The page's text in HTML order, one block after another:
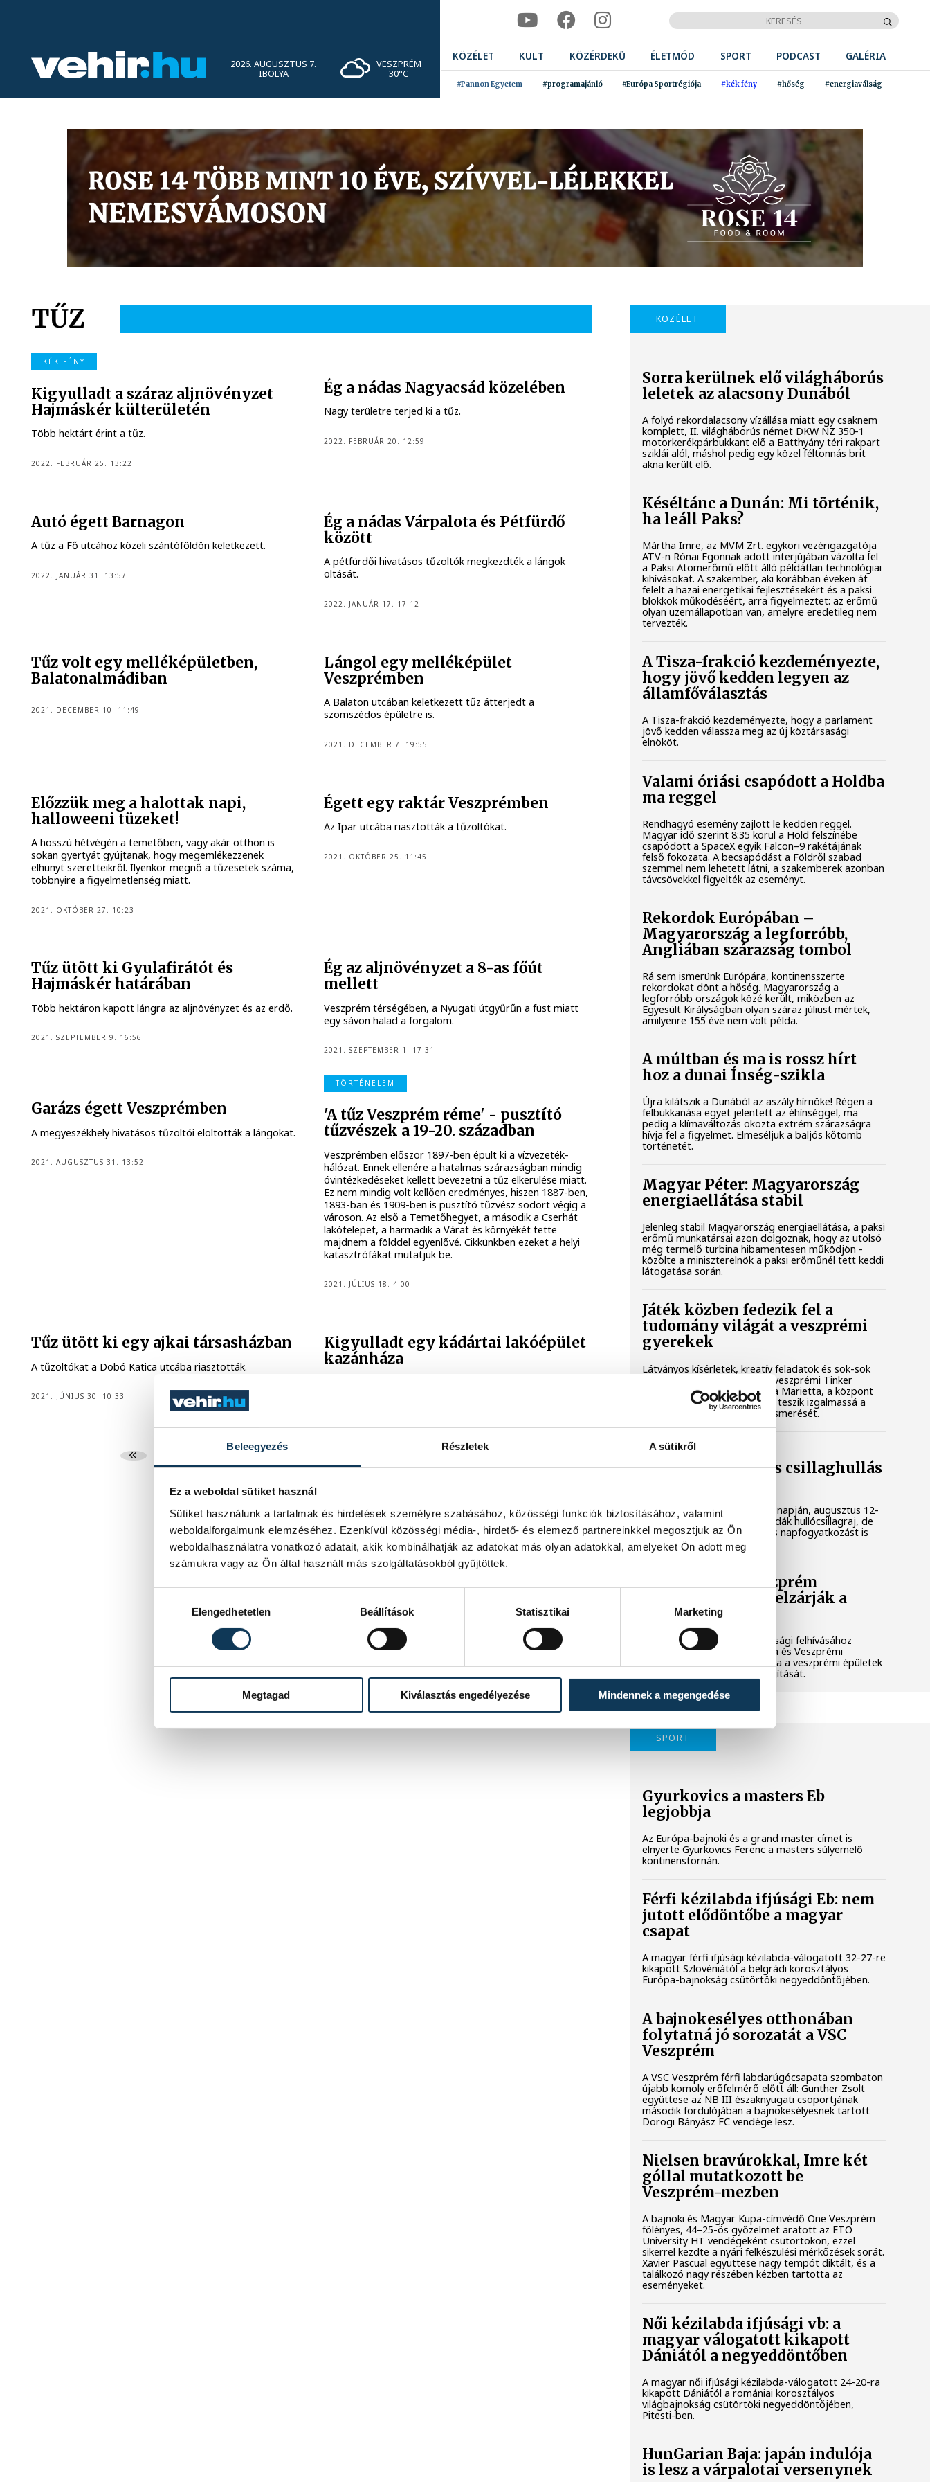
Beleegyezés Részletek A sütikről
Ez a weboldal sütiket használ
Sütiket használunk a tartalmak és hirdetések személyre szabásához, közösségi funkciók biztosításához, valamint
weboldalforgalmunk elemzéséhez. Ezenkívül közösségi média-, hirdető- és elemező partnereinkkel megosztjuk az Ön
weboldalhasználatra vonatkozó adatait, akik kombinálhatják az adatokat más olyan adatokkal, amelyeket Ön adott meg
számukra vagy az Ön által használt más szolgáltatásokból gyűjtöttek.
Elengedhetetlen
Beállítások Statisztikai Marketing
Megtagad Kiválasztás engedélyezése Mindennek a megengedése
2026. AUGUSZTUS 7.
IBOLYA
VESZPRÉM
30°C
KÖZÉLET KULT KÖZÉRDEKŰ ÉLETMÓD SPORT PODCAST GALÉRIA
#Pannon Egyetem #programajánló #Európa Sportrégiója #kék fény #hőség #energiaválság
TŰZ
KÉK FÉNY
Kigyulladt a száraz aljnövényzet
Hajmáskér külterületén
Több hektárt érint a tűz.
2022. FEBRUÁR 25. 13:22
Ég a nádas Nagyacsád közelében
Nagy területre terjed ki a tűz.
2022. FEBRUÁR 20. 12:59
Autó égett Barnagon
A tűz a Fő utcához közeli szántóföldön keletkezett.
2022. JANUÁR 31. 13:57
Ég a nádas Várpalota és Pétfürdő
között
A pétfürdői hivatásos tűzoltók megkezdték a lángok
oltását.
2022. JANUÁR 17. 17:12
Tűz volt egy melléképületben,
Balatonalmádiban
2021. DECEMBER 10. 11:49
Lángol egy melléképület
Veszprémben
A Balaton utcában keletkezett tűz átterjedt a
szomszédos épületre is.
2021. DECEMBER 7. 19:55
Előzzük meg a halottak napi,
halloweeni tüzeket!
A hosszú hétvégén a temetőben, vagy akár otthon is
sokan gyertyát gyújtanak, hogy megemlékezzenek
elhunyt szeretteikről. Ilyenkor megnő a tűzesetek száma,
többnyire a figyelmetlenség miatt.
2021. OKTÓBER 27. 10:23
Égett egy raktár Veszprémben
Az Ipar utcába riasztották a tűzoltókat.
2021. OKTÓBER 25. 11:45
Tűz ütött ki Gyulafirátót és
Hajmáskér határában
Több hektáron kapott lángra az aljnövényzet és az erdő.
2021. SZEPTEMBER 9. 16:56
Ég az aljnövényzet a 8-as főút
mellett
Veszprém térségében, a Nyugati útgyűrűn a füst miatt
egy sávon halad a forgalom.
2021. SZEPTEMBER 1. 17:31
Garázs égett Veszprémben
A megyeszékhely hivatásos tűzoltói eloltották a lángokat.
2021. AUGUSZTUS 31. 13:52
TÖRTÉNELEM
'A tűz Veszprém réme' - pusztító
tűzvészek a 19-20. században
Veszprémben először 1897-ben épült ki a vízvezeték-
hálózat. Ennek ellenére a hatalmas szárazságban mindig
óvintézkedéseket kellett bevezetni a tűz elkerülése miatt.
Ez nem mindig volt kellően eredményes, hiszen 1887-ben,
1893-ban és 1909-ben is pusztító tűzvész sodort végig a
városon. Az első a Temetőhegyet, a második a Cserhát
lakótelepet, a harmadik a Várat és környékét tette
majdnem a földdel egyenlővé. Cikkünkben ezeket a helyi
katasztrófákat mutatjuk be.
2021. JÚLIUS 18. 4:00
Tűz ütött ki egy ajkai társasházban
A tűzoltókat a Dobó Katica utcába riasztották.
2021. JÚNIUS 30. 10:33
Kigyulladt egy kádártai lakóépület
kazánháza
KÖZÉLET
Sorra kerülnek elő világháborús
leletek az alacsony Dunából
A folyó rekordalacsony vízállása miatt egy csaknem
komplett, II. világháborús német DKW NZ 350-1
motorkerékpárbukkant elő a Batthyány téri rakpart
sziklái alól, máshol pedig egy közel féltonnás brit
akna került elő.
Késéltánc a Dunán: Mi történik,
ha leáll Paks?
Mártha Imre, az MVM Zrt. egykori vezérigazgatója
ATV-n Rónai Egonnak adott interjújában vázolta fel
a Paksi Atomerőmű előtt álló példátlan technológiai
kihívásokat. A szakember, aki korábban éveken át
felelt a hazai energetikai fejlesztésekért és a paksi
blokkok működéséért, arra figyelmeztet: az erőmű
olyan üzemállapotban van, amelyre eredetileg nem
tervezték.
A Tisza-frakció kezdeményezte,
hogy jövő kedden legyen az
államfőválasztás
A Tisza-frakció kezdeményezte, hogy a parlament
jövő kedden válassza meg az új köztársasági
elnököt.
Valami óriási csapódott a Holdba
ma reggel
Rendhagyó esemény zajlott le kedden reggel.
Magyar idő szerint 8:35 körül a Hold felszínébe
csapódott a SpaceX egyik Falcon–9 rakétájának
felső fokozata. A becsapódást a Földről szabad
szemmel nem lehetett látni, a szakemberek azonban
távcsövekkel figyelték az eseményt.
Rekordok Európában –
Magyarország a legforróbb,
Angliában szárazság tombol
Rá sem ismerünk Európára, kontinensszerte
rekordokat dönt a hőség. Magyarország a
legforróbb országok közé került, miközben az
Egyesült Királyságban olyan száraz júliust mértek,
amilyenre 155 éve nem volt példa.
A múltban és ma is rossz hírt
hoz a dunai Ínség-szikla
Újra kilátszik a Dunából az aszály hírnöke! Régen a
felbukkanása egyet jelentett az éhínséggel, ma
pedig a klímaváltozás okozta extrém szárazságra
hívja fel a figyelmet. Elmeséljük a baljós kőtömb
történetét.
Magyar Péter: Magyarország
energiaellátása stabil
Jelenleg stabil Magyarország energiaellátása, a paksi
erőmű munkatársai azon dolgoznak, hogy az utolsó
még termelő turbina hibamentesen működjön -
közölte a miniszterelnök a paksi erőműnél tett keddi
látogatása során.
Játék közben fedezik fel a
tudomány világát a veszprémi
gyerekek
Látványos kísérletek, kreatív feladatok és sok-sok
élmény várja a gyerekeket a veszprémi Tinker
Labsben. Videónkban Balassa Marietta, a központ
vezetője mutatja be, hogyan teszik izgalmassá a
természettudományok megismerését.
Augusztus 12-én
napfogyatkozás és csillaghullás
Az év legsűrűbb csillagászati napján, augusztus 12-
én éjjel tetőzik majd a Perseidák hullócsillagraj, de
ugyanezen a napon részleges napfogyatkozást is
meg lehet majd figyelni.
Lekapcsolják Veszprém
díszkivilágítását, elzárják a
szökőkutakat
A kormány energiatakarékossági felhívásához
csatlakozva Veszprém városa és Veszprémi
Főegyházmegye is lekapcsolta a veszprémi épületek
és nevezetességek díszkivilágítását.
SPORT
Gyurkovics a masters Eb
legjobbja
Az Európa-bajnoki és a grand master címet is
elnyerte Gyurkovics Ferenc a masters súlyemelő
kontinenstornán.
Férfi kézilabda ifjúsági Eb: nem
jutott elődöntőbe a magyar
csapat
A magyar férfi ifjúsági kézilabda-válogatott 32-27-re
kikapott Szlovéniától a belgrádi korosztályos
Európa-bajnokság csütörtöki negyeddöntőjében.
A bajnokesélyes otthonában
folytatná jó sorozatát a VSC
Veszprém
A VSC Veszprém férfi labdarúgócsapata szombaton
újabb komoly erőfelmérő előtt áll: Gunther Zsolt
együttese az NB III északnyugati csoportjának
második fordulójában a bajnokesélyesnek tartott
Dorogi Bányász FC vendége lesz.
Nielsen bravúrokkal, Imre két
góllal mutatkozott be
Veszprém-mezben
A bajnoki és Magyar Kupa-címvédő One Veszprém
fölényes, 44–25-ös győzelmet aratott az ETO
University HT vendégeként csütörtökön, ezzel
sikerrel kezdte a nyári felkészülési mérkőzések sorát.
Xavier Pascual együttese nagy tempót diktált, és a
találkozó nagy részében kézben tartotta az
eseményeket.
Női kézilabda ifjúsági vb: a
magyar válogatott kikapott
Dániától a negyeddöntőben
A magyar női ifjúsági kézilabda-válogatott 24-20-ra
kikapott Dániától a romániai korosztályos
világbajnokság csütörtöki negyeddöntőjében,
Pitesti-ben.
HunGarian Baja: japán indulója
is lesz a várpalotai versenynek